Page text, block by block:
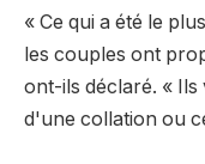
« Ce qui a été le
les couples ont
ont-ils déclaré. « Ils
d'une collation ou